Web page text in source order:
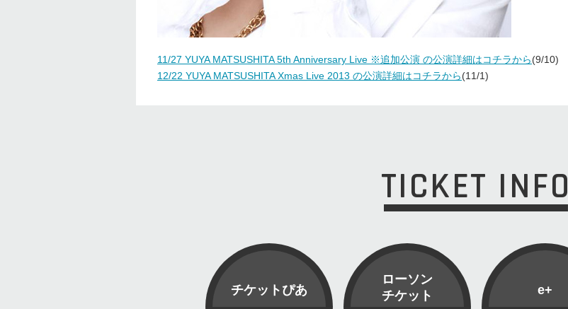
11/27 YUYA MATSUSHITA 5th Anniversary Live ※追加公演 の公演詳細はコチラから(9/10)
12/22 YUYA MATSUSHITA Xmas Live 2013 の公演詳細はコチラから(11/1)
TICKET INFO
チケットぴあ
ローソン
チケット
e+